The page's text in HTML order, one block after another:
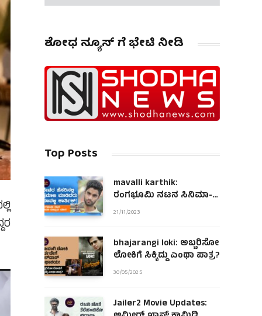
ಶೋಧ ನ್ಯೂಸ್ ಗೆ ಭೇಟಿ ನೀಡಿ
Top Posts
mavalli karthik:
ರಂಗಭೂಮಿ ನಟನ ಸಿನಿಮಾ-
ಮಾಧ್ಯಮ ಯಾನ!
21/11/2023
bhajarangi loki: ಅಬ್ಬರಿಸೋ
ಲೋಕಿಗೆ ಸಿಕ್ಕಿದ್ದು ಎಂಥಾ ಪಾತ್ರ?
30/05/2025
Jailer2 Movie Updates: